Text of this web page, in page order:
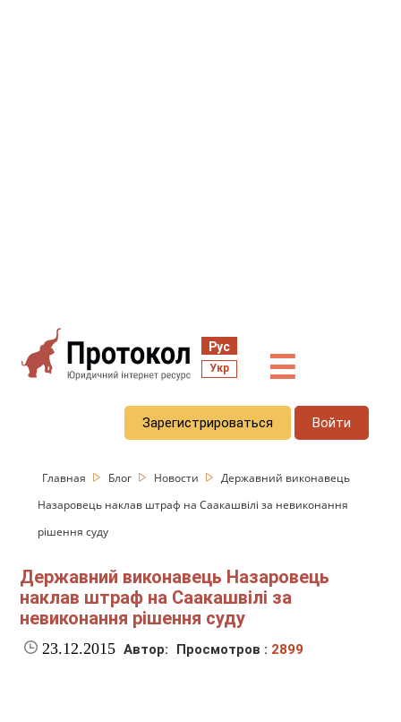
Рус
Укр ☰
Зарегистрироваться Войти
Главная Блог Новости
Державний виконавець
Назаровець наклав штраф на Саакашвілі за невиконання
рішення суду
Державний виконавець Назаровець
наклав штраф на Саакашвілі за
невиконання рішення суду
23.12.2015 Автор: Просмотров : 2899